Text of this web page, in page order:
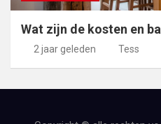
Wat zijn de kosten en
2 jaar geleden Tess